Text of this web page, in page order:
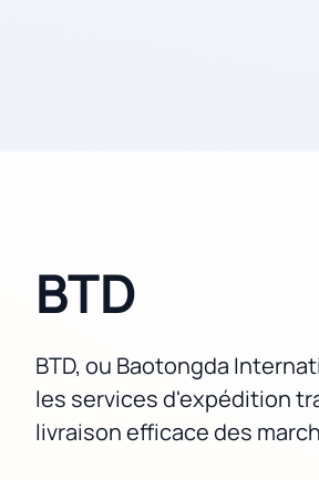
BTD
BTD, ou Baotongda
les services d'expédition
livraison efficace des